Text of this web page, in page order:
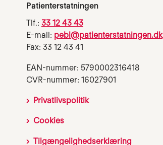
Patienterstatningen
Tlf.: 33 12 43 43
E-mail: pebl@patienterstatningen.dk
Fax: 33 12 43 41
EAN-nummer: 5790002316418
CVR-nummer: 16027901
Privatlivspolitik
Cookies
Tilgængelighedserklæring